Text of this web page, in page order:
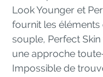
Look Younger et
fournit les
souple, Perfect
une approche
Impossible de